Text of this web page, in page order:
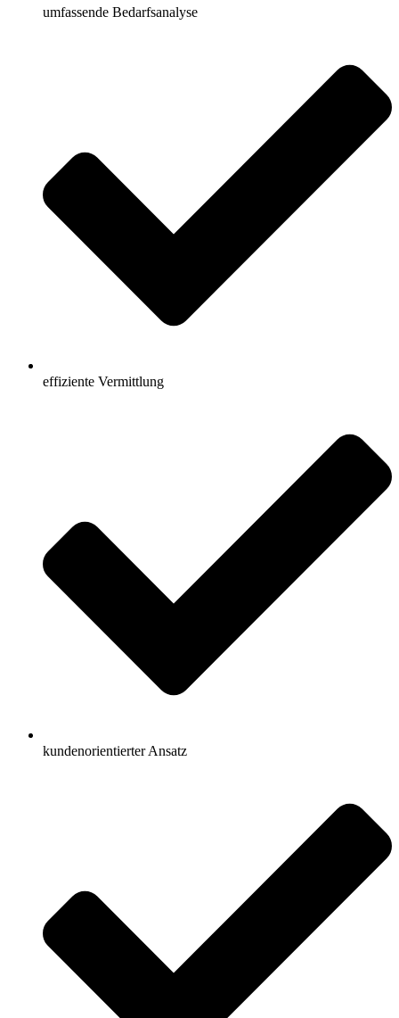
umfassende Bedarfsanalyse
effiziente Vermittlung
kundenorientierter Ansatz